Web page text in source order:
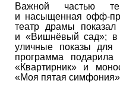
Важной частью
и насыщенная офф-
театр драмы показал
и «Вишнёвый сад»; в
уличные показы для
программа подарила
«Квартирник» и
«Моя пятая